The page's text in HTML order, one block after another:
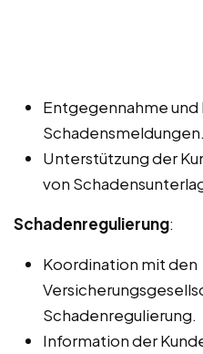
Entgegennahme
Schadensmeldungen.
Unterstützung der
von
Schadenregulierung:
Koordination mit den
Schadenregulierung.
Information der